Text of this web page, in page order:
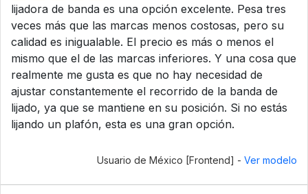
lijadora de banda es una opción excelente. Pesa tres
veces más que las marcas menos costosas, pero su
calidad es inigualable. El precio es más o menos el
mismo que el de las marcas inferiores. Y una cosa que
realmente me gusta es que no hay necesidad de
ajustar constantemente el recorrido de la banda de
lijado, ya que se mantiene en su posición. Si no estás
lijando un plafón, esta es una gran opción.
Usuario de México [Frontend] - Ver modelo